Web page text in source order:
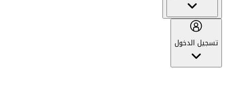
تسجيل الدخول